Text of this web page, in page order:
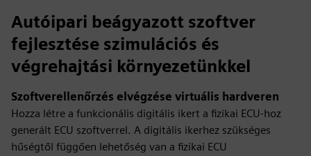
Autóipari beágyazott szoftver
fejlesztése szimulációs és
végrehajtási környezetünkkel
Szoftverellenőrzés elvégzése virtuális hardveren
Hozza létre a funkcionális digitális ikert a fizikai ECU-hoz
generált ECU szoftverrel. A digitális ikerhez szükséges
hűségtől függően lehetőség van a fizikai ECU